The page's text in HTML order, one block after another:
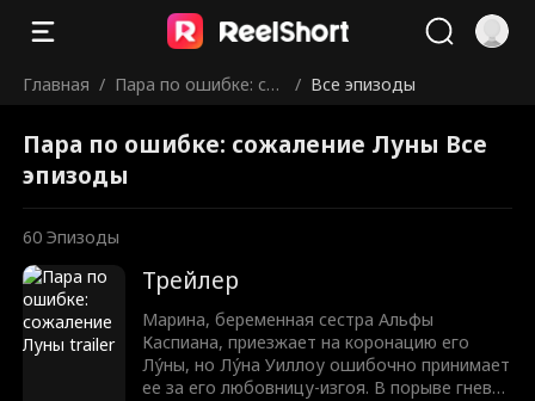
Главная / Пара по ошибке: со
/ Все эпизоды
Пара по ошибке: сожаление Луны Все
эпизоды
60 Эпизоды
Трейлер
Марина, беременная сестра Альфы
Каспиана, приезжает на коронацию его
Лу́ны, но Лу́на Уиллоу ошибочно принимает
ее за его любовницу-изгоя. В порыве гнева,